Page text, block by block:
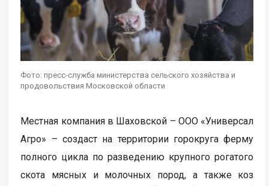
Фото: пресс-служба министерства сельского хозяйства и
продовольствия Московской области
Местная компания в Шаховской – ООО «Универсал
Агро» – создаст на территории горокруга ферму
полного цикла по разведению крупного рогатого
скота мясных и молочных пород, а также коз